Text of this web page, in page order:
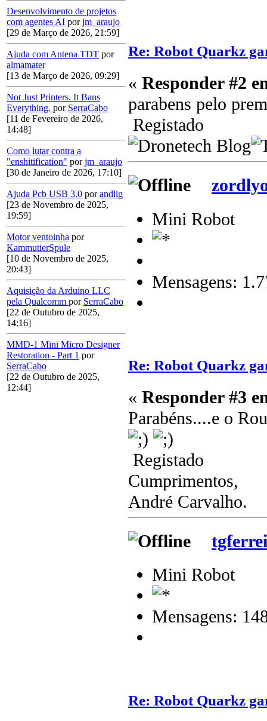
Desenvolvimento de projetos
com agentes AI porjm_araujo
[29 de Março de 2026, 21:59]
Ajuda com Antena TDT por
almamater
[13 de Março de 2026, 09:29]
Not Just Printers. It Bans
Everything. por SerraCabo
[11 de Fevereiro de 2026,
14:48]
Como lutar contra a
"enshitification" porjm_araujo
[30 de Janeiro de 2026, 17:10]
Ajuda Pcb USB 3.0 porandlig
[23 de Novembro de 2025,
19:59]
Motor ventoinha por
KammutierSpule
[10 de Novembro de 2025,
20:43]
Aquisição da Arduino LLC
pela Qualcomm por SerraCabo
[22 de Outubro de 2025,
14:16]
MMD-1 Mini Micro Designer
Restoration - Part 1 por
SerraCabo
[22 de Outubro de 2025,
12:44]
Re: Robot Quarkz
« Responder #2
parabens pelo
Registado
Mini Robot
Mensagens:
Re: Robot Quarkz
« Responder #3
Parabéns....e o
Registado
Cumprimentos,
André Carvalho.
Mini Robot
Mensagens:
Re: Robot Quarkz